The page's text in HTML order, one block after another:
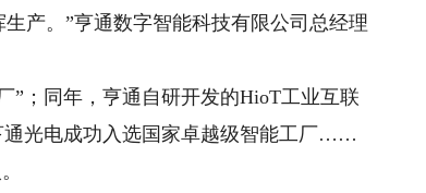
产。”亨通数字智能科技有限公司总经理
；同年，亨通自研开发的HioT工业互联
通光电成功入选国家卓越级智能工厂……